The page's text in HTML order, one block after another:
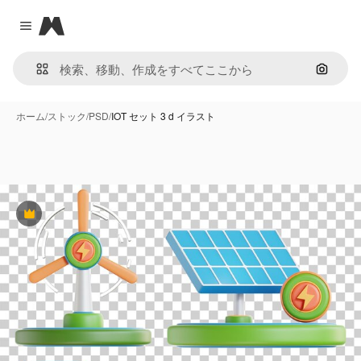
Close menu
Magnific
画像で
ホーム/ストック/PSD/IOT セット 3 d イラスト
Premium